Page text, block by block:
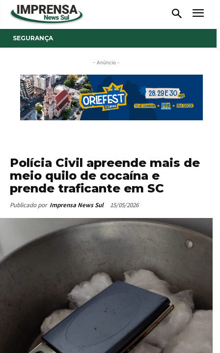
SEGURANÇA
- Anúncio -
Polícia Civil apreende mais de
meio quilo de cocaína e
prende traficante em SC
Publicado por Imprensa News Sul 15/05/2026